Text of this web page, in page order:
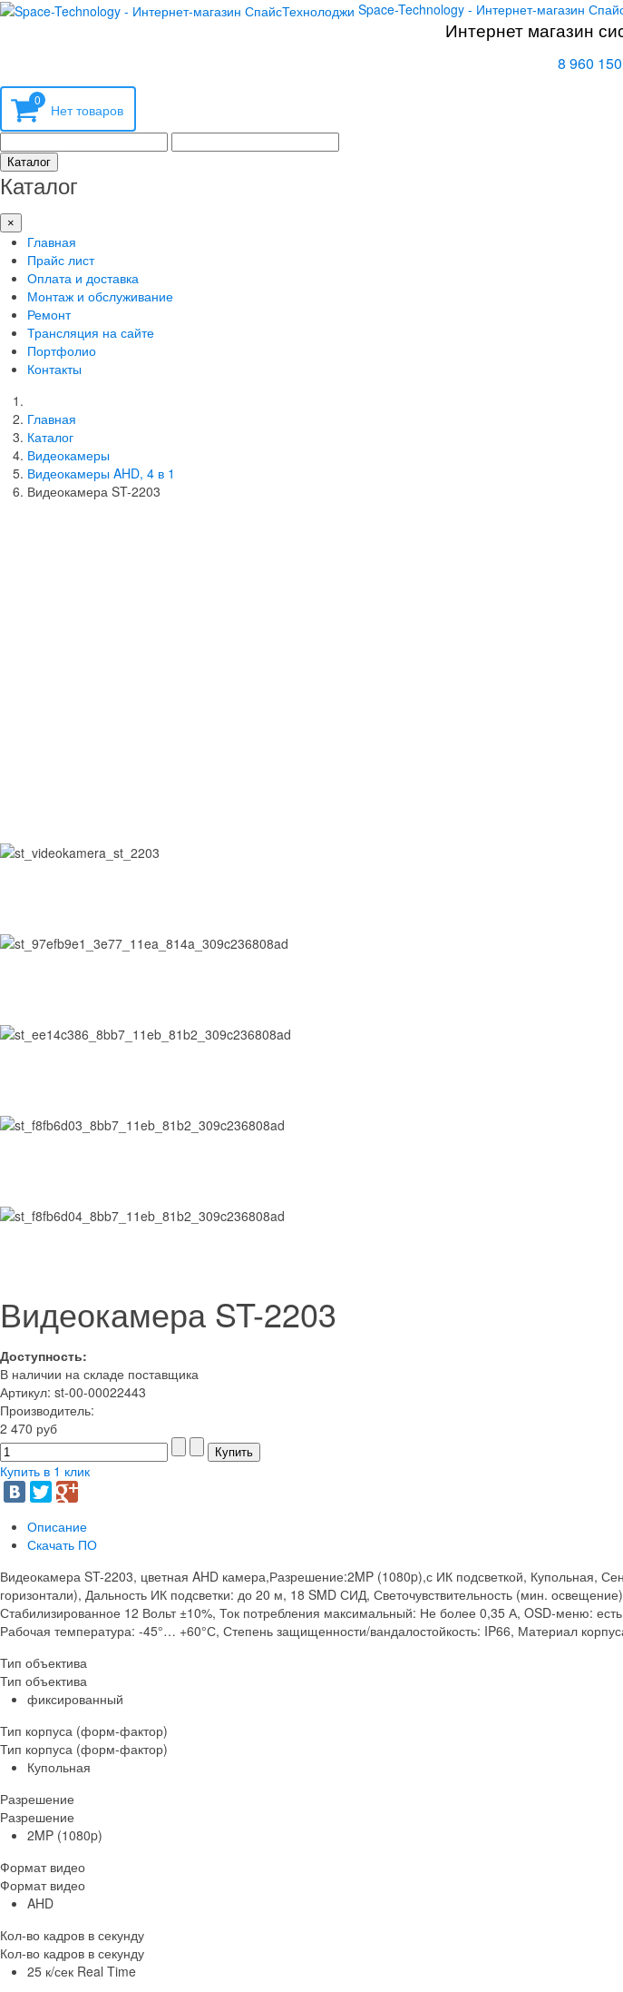
Space-Technology - Интернет-магазин
Интернет магазин
8 960
0
Каталог
Каталог
×
Главная
Прайс лист
Оплата и доставка
Монтаж и обслуживание
Ремонт
Трансляция на сайте
Портфолио
Контакты
Главная
Каталог
Видеокамеры
Видеокамеры AHD, 4 в 1
Видеокамера ST-2203
Видеокамера ST-2203
Доступность:
В наличии на складе поставщика
Артикул: st-00-00022443
Производитель:
2 470 руб
Купить в 1 клик
Описание
Скачать ПО
Видеокамера ST-2203, цветная AHD камера,Разрешение:2MP (1080p),с ИК подсветкой, Купольная,
горизонтали), Дальность ИК подсветки: до 20 м, 18 SMD СИД, Светочувствительность (мин.
Стабилизированное 12 Вольт ±10%, Ток потребления максимальный: Не более 0,35 А, OSD-меню:
Рабочая температура: -45°… +60°С, Степень защищенности/вандалостойкость: IP66, Материал
Тип объектива
Тип объектива
фиксированный
Тип корпуса (форм-фактор)
Тип корпуса (форм-фактор)
Купольная
Разрешение
Разрешение
2MP (1080p)
Формат видео
Формат видео
AHD
Кол-во кадров в секунду
Кол-во кадров в секунду
25 к/сек Real Time